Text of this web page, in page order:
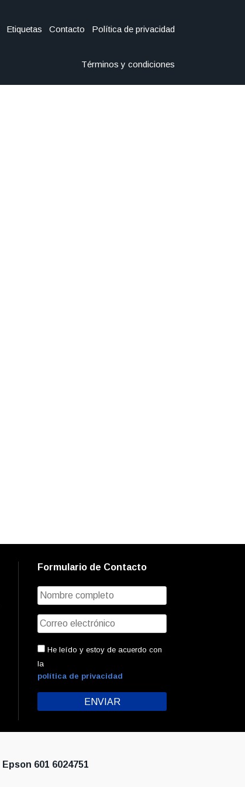
Etiquetas Contacto Política de privacidad
Términos y condiciones
Formulario de Contacto
He leído y estoy de acuerdo con
la
política de privacidad
Epson 601 6024751